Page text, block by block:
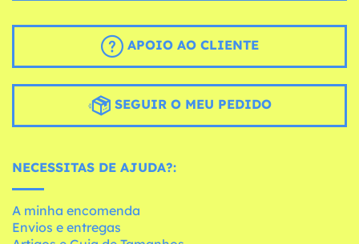
APOIO AO CLIENTE
SEGUIR O MEU PEDIDO
NECESSITAS DE AJUDA?:
A minha encomenda
Envios e entregas